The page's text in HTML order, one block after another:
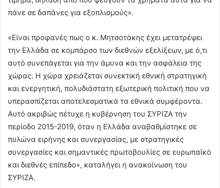
πάνε σε δαπάνες για εξοπλισμούς».
«Είναι προφανές πως ο κ. Μητσοτάκης έχει μετατρέψει
την Ελλάδα σε κομπάρσο των διεθνών εξελίξεων, με ό,τι
αυτό συνεπάγεται για την άμυνα και την ασφάλεια της
χώρας. Η χώρα χρειάζεται συνεκτική εθνική στρατηγική
και ενεργητική, πολυδιάστατη εξωτερική πολιτική που να
υπερασπίζεται αποτελεσματικά τα εθνικά συμφέροντα.
Αυτό ακριβώς πέτυχε η κυβέρνηση του ΣΥΡΙΖΑ την
περίοδο 2015-2019, όταν η Ελλάδα αναβαθμίστηκε σε
πυλώνα ειρήνης και συνεργασίας, με στρατηγικές
συνεργασίες και σημαντικές πρωτοβουλίες σε ευρωπαϊκό
και διεθνές επίπεδο», καταλήγει η ανακοίνωση του
ΣΥΡΙΖΑ.